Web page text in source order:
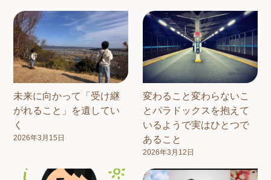
未来に向かって「受け継
がれること」を遺してい
く
2026年3月15日
変わること変わらないこ
とパラドックスを抱えて
いるようで実はひとつで
あること
2026年3月12日